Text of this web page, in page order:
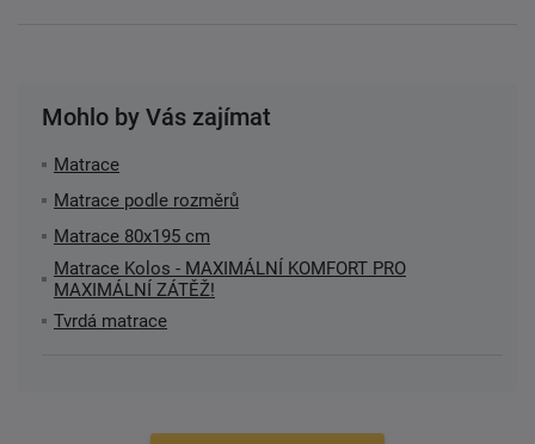
Mohlo by Vás zajímat
Matrace
Matrace podle rozměrů
Matrace 80x195 cm
Matrace Kolos - MAXIMÁLNÍ KOMFORT PRO
MAXIMÁLNÍ ZÁTĚŽ!
Tvrdá matrace